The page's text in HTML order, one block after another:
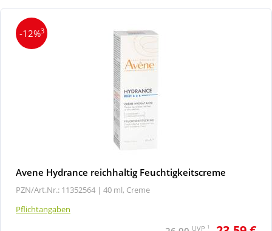
-12%3
Avene Hydrance reichhaltig Feuchtigkeitscreme
PZN/Art.Nr.: 11352564 | 40 ml, Creme
Pflichtangaben
UVP 1